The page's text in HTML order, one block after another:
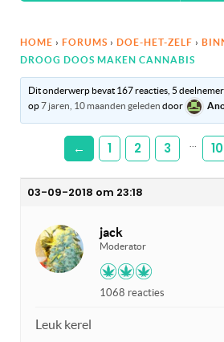
HOME › FORUMS › DOE-HET-ZELF ›
DROOG DOOS MAKEN CANNABIS
Dit onderwerp bevat 167 reacties, 5
op7 jaren, 10 maanden geleden door
← 1 2 3 10
03-09-2018 om 23:18
jack
Moderator
1068 reacties
Leuk kerel